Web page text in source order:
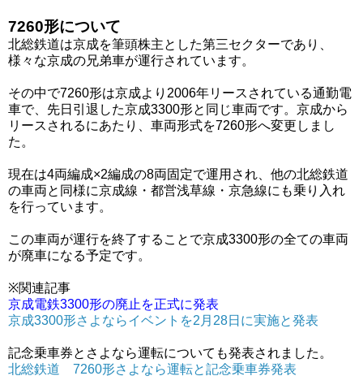
7260形について
北総鉄道は京成を筆頭株主とした第三セクターであり、
様々な京成の兄弟車が運行されています。
その中で7260形は京成より2006年リースされている通勤電
車で、先日引退した京成3300形と同じ車両です。京成から
リースされるにあたり、車両形式を7260形へ変更しまし
た。
現在は4両編成×2編成の8両固定で運用され、他の北総鉄道
の車両と同様に京成線・都営浅草線・京急線にも乗り入れ
を行っています。
この車両が運行を終了することで京成3300形の全ての車両
が廃車になる予定です。
※関連記事
京成電鉄3300形の廃止を正式に発表
京成3300形さよならイベントを2月28日に実施と発表
記念乗車券とさよなら運転についても発表されました。
北総鉄道 7260形さよなら運転と記念乗車券発表